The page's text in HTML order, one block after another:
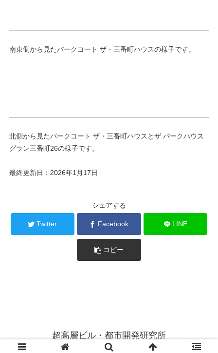
南東側から見たパークコート ザ・三番町ハウスの様子です。
北側から見たパークコート ザ・三番町ハウスとザ パークハウス
グラン三番町26の様子です。
最終更新日：2026年1月17日
シェアする
Twitter Facebook LINE
コピー
超高層ビル・都市開発研究所
© 2014 超高層ビル・都市開発研究所.